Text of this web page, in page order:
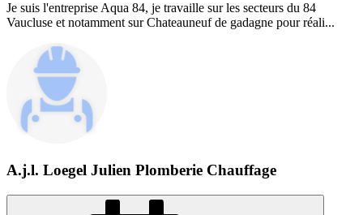
Je suis l'entreprise Aqua 84, je travaille sur les secteurs du 84
Vaucluse et notamment sur Chateauneuf de gadagne pour réali...
A.j.l. Loegel Julien Plomberie Chauffage